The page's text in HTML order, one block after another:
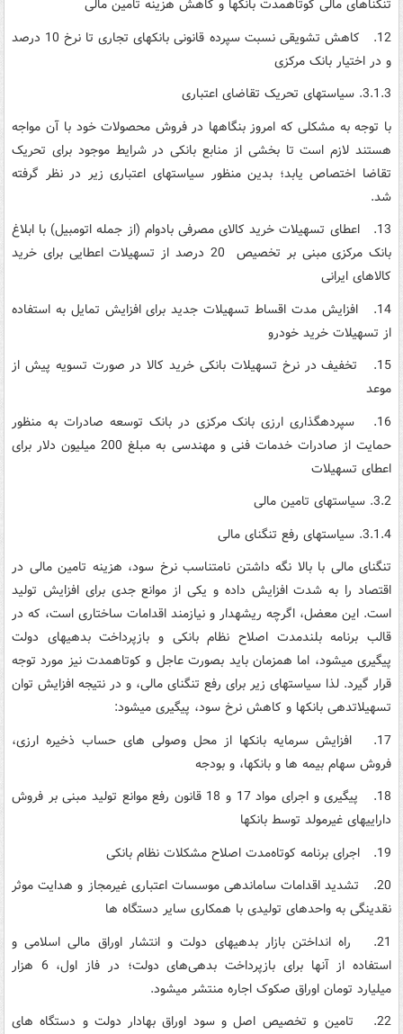
تنگناهای مالی کوتاه­مدت بانک­ها و کاهش هزینه تامین مالی
12. کاهش تشویقی نسبت سپرده قانونی بانکهای تجاری تا نرخ 10 درصد
و در اختیار بانک مرکزی
3.1.3. سیاست­های تحریک تقاضای اعتباری
با توجه به مشکلی که امروز بنگاه­ها در فروش محصولات خود با آن مواجه
هستند لازم است تا بخشی از منابع بانکی در شرایط موجود برای تحریک
تقاضا اختصاص یابد؛ بدین منظور سیاست­های اعتباری زیر در نظر گرفته
شد.
13. اعطای تسهیلات خرید کالای مصرفی بادوام (از جمله اتومبیل) با ابلاغ
بانک مرکزی مبنی بر تخصیص 20 درصد از تسهیلات اعطایی برای خرید
کالاهای ایرانی
14. افزایش مدت اقساط تسهیلات جدید برای افزایش تمایل به استفاده
از تسهیلات خرید خودرو
15. تخفیف در نرخ تسهیلات بانکی خرید کالا در صورت تسویه پیش از
موعد
16. سپرده­گذاری ارزی بانک مرکزی در بانک توسعه صادرات به منظور
حمایت از صادرات خدمات فنی و مهندسی به مبلغ 200 میلیون دلار برای
اعطای تسهیلات
3.2. سیاست­های تامین مالی
3.1.4. سیاست­های رفع تنگنای مالی
تنگنای مالی با بالا نگه داشتن نامتناسب نرخ سود، هزینه تامین مالی در
اقتصاد را به شدت افزایش داده و یکی از موانع جدی برای افزایش تولید
است. این معضل، اگرچه ریشه­دار و نیازمند اقدامات ساختاری است، که در
قالب برنامه بلندمدت اصلاح نظام بانکی و بازپرداخت بدهی­های دولت
پیگیری می­شود، اما همزمان باید بصورت عاجل و کوتاه­مدت نیز مورد توجه
قرار گیرد. لذا سیاست­های زیر برای رفع تنگنای مالی، و در نتیجه افزایش توان
تسهیلات­دهی بانک­ها و کاهش نرخ سود، پیگیری می­شود:
17. افزایش سرمایه بانکها از محل وصولی های حساب ذخیره ارزی،
فروش سهام بیمه ها و بانکها، و بودجه
18. پیگیری و اجرای مواد 17 و 18 قانون رفع موانع تولید مبنی بر فروش
دارایی­های غیرمولد توسط بانک­ها
19. اجرای برنامه کوتاه‌مدت اصلاح مشکلات نظام بانکی
20. تشدید اقدامات ساماندهی موسسات اعتباری غیرمجاز و هدایت موثر
نقدینگی به واحدهای تولیدی با همکاری سایر دستگاه ها
21. راه انداختن بازار بدهی­های دولت و انتشار اوراق مالی اسلامی و
استفاده از آنها برای بازپرداخت بدهی‌های دولت؛ در فاز اول، 6 هزار
میلیارد تومان اوراق صکوک اجاره منتشر می­شود.
22. تامین و تخصیص اصل و سود اوراق بهادار دولت و دستگاه های